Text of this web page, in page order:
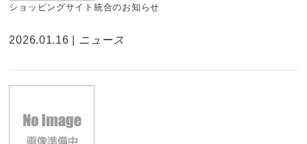
ショッピングサイト統合のお知らせ
2026.01.16 | ニュース